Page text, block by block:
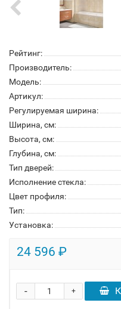
Рейтинг:
Производитель:
Модель:
Артикул:
Регулируемая ширина:
Ширина, см:
Высота, см:
Глубина, см:
Тип дверей:
Исполнение стекла:
Цвет профиля:
Тип:
Установка:
24 596 ₽
+
-